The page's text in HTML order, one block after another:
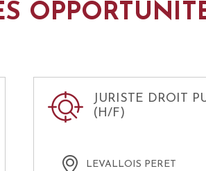
JURISTE DROIT
(H/F)
LEVALLOIS PERET